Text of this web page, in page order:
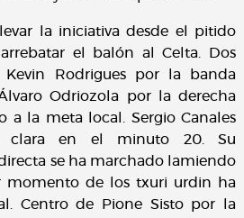
la iniciativa desde el pitido
el balón al Celta. Dos
Kevin Rodrigues por la banda
Odriozola por la derecha
a la meta local. Sergio Canales
clara en el minuto 20. Su
se ha marchado lamiendo
momento de los txuri urdin ha
Centro de Pione Sisto por la